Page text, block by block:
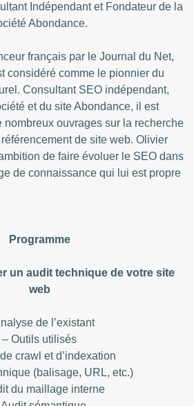
Indépendant et Fondateur de la
Abondance.
français par le Journal du Net,
considéré comme le pionnier du
Consultant SEO indépendant,
et du site Abondance, il est
nombreux ouvrages sur la recherche
de site web. Olivier
de faire évoluer le SEO dans
de connaissance qui lui est propre
Programme
un audit technique de votre site
web
de l’existant
– Outils utilisés
crawl et d’indexation
(balisage, URL, etc.)
du maillage interne